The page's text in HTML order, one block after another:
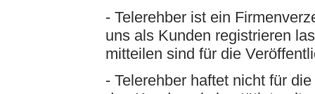
- Telerehber ist ein
uns als Kunden registrieren
mitteilen sind für die
- Telerehber haftet nicht für